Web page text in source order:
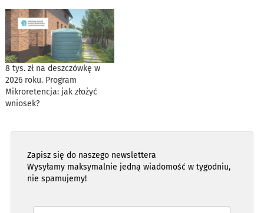
8 tys. zł na deszczówkę w
2026 roku. Program
Mikroretencja: jak złożyć
wniosek?
Zapisz się do naszego newslettera
Wysyłamy maksymalnie jedną wiadomość w tygodniu,
nie spamujemy!